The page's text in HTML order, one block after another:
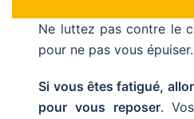
Ne luttez pas contre le
pour ne pas vous épuiser.
Si vous êtes fatigué,
pour vous reposer.